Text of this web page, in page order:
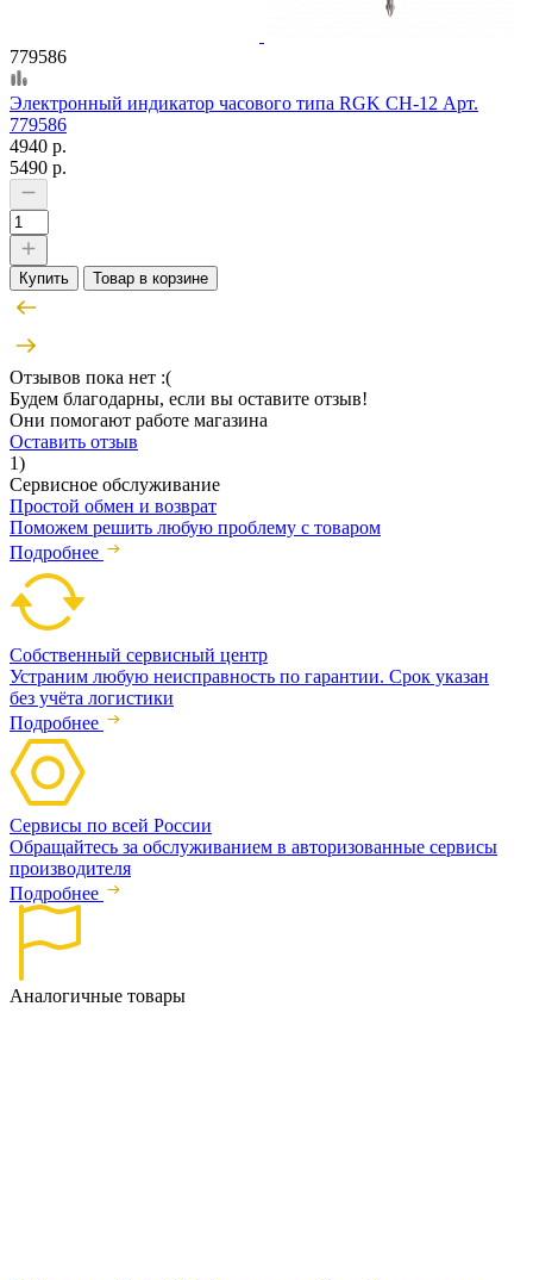
779586
Электронный индикатор часового типа RGK CH-12 Арт.
779586
4940 р.
5490 р.
Купить Товар в корзине
Отзывов пока нет :(
Будем благодарны, если вы оставите отзыв!
Они помогают работе магазина
Оставить отзыв
1)
Сервисное обслуживание
Простой обмен и возврат
Поможем решить любую проблему с товаром
Подробнее
Собственный сервисный центр
Устраним любую неисправность по гарантии. Срок указан
без учёта логистики
Подробнее
Сервисы по всей России
Обращайтесь за обслуживанием в авторизованные сервисы
производителя
Подробнее
Аналогичные товары